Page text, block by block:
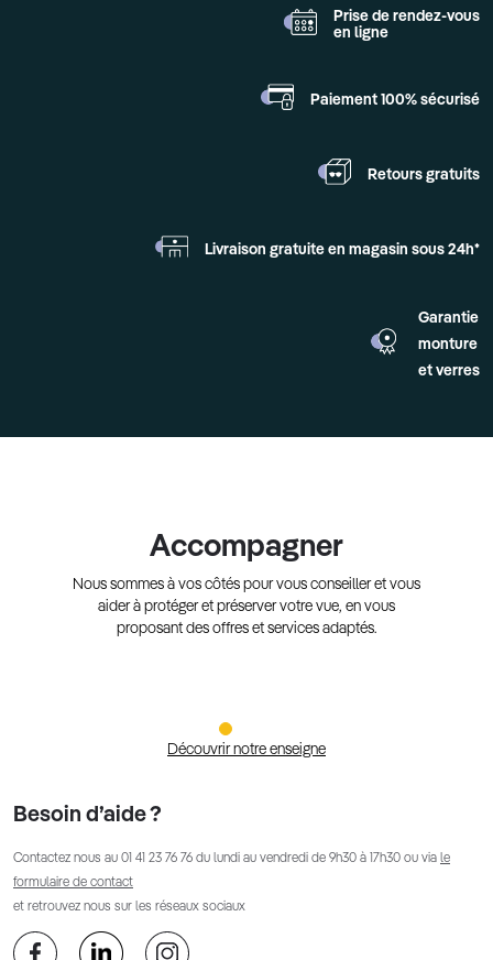
Prise de rendez-vous
en ligne
Paiement 100% sécurisé
Retours gratuits
Livraison gratuite en magasin sous 24h*
Garantie
monture
et verres
Accompagner
Nous sommes à vos côtés pour vous conseiller et vous
aider à protéger et préserver votre vue, en vous
proposant des offres et services adaptés.
Découvrir notre enseigne
Besoin d’aide ?
Contactez nous au 01 41 23 76 76 du lundi au vendredi de 9h30 à 17h30 ou via le
formulaire de contact
et retrouvez nous sur les réseaux sociaux